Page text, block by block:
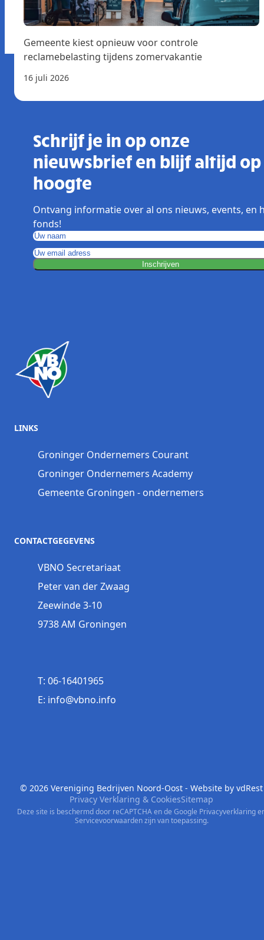
Gemeente kiest opnieuw voor controle
reclamebelasting tijdens zomervakantie
16 juli 2026
Schrijf je in op onze
nieuwsbrief en blijf altijd op
hoogte
Ontvang informatie over al ons nieuws, events, en
fonds!
Inschrijven
LINKS
Groninger Ondernemers Courant
Groninger Ondernemers Academy
Gemeente Groningen - ondernemers
CONTACTGEGEVENS
VBNO Secretariaat
Peter van der Zwaag
Zeewinde 3-10
9738 AM Groningen
T: 06-16401965
E: info@vbno.info
© 2026 Vereniging Bedrijven Noord-Oost - Website by vdRest
Privacy Verklaring & CookiesSitemap
Deze site is beschermd door reCAPTCHA en de Google Privacyverklaring
Servicevoorwaardenzijn van toepassing.